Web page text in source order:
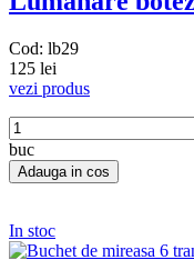
Cod: lb29
125 lei
vezi produs
buc
In stoc